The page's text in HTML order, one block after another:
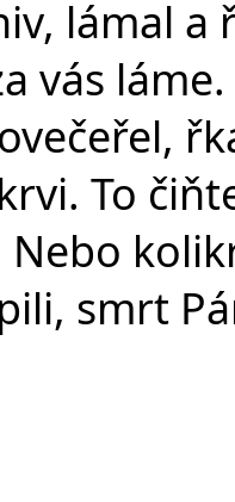
lámal a
vás
To
smrt